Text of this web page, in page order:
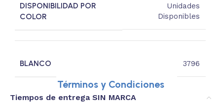
DISPONIBILIDAD POR
COLOR
Unidades
Disponibles
BLANCO 3796
Términos y Condiciones
Tiempos de entrega SIN MARCA